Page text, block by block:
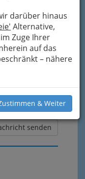
darüber hinaus
Alternative,
Zuge Ihrer
auf das
– nähere
& Weiter
senden